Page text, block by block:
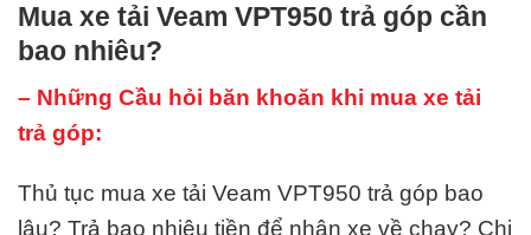
Mua xe tải Veam VPT950 trả góp cần
bao nhiêu?
– Những Cầu hỏi băn khoăn khi mua xe tải
trả góp:
Thủ tục mua xe tải Veam VPT950 trả góp bao
lâu? Trả bao nhiêu tiền để nhận xe về chạy? Chi